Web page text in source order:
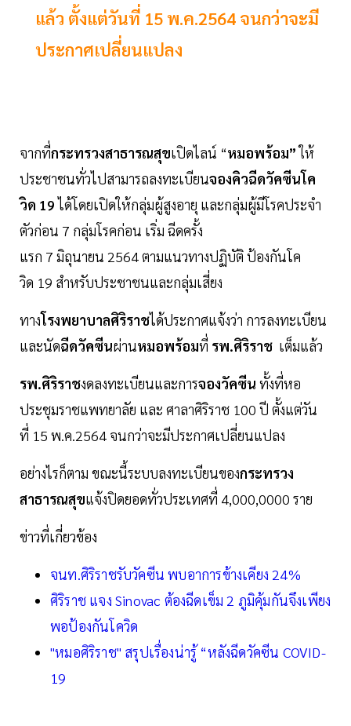
แล้ว ตั้งแต่วันที่ 15 พ.ค.2564 จนกว่าจะมี
ประกาศเปลี่ยนแปลง
จากที่กระทรวงสาธารณสุขเปิดไลน์ “หมอพร้อม”ให้
ประชาชนทั่วไปสามารถลงทะเบียนจองคิวฉีดวัคซีนโค
วิด 19ได้โดยเปิดให้กลุ่มผู้สูงอายุ และกลุ่มผู้มีโรคประจำ
ตัวก่อน 7 กลุ่มโรคก่อน เริ่ม ฉีดครั้ง
แรก 7 มิถุนายน 2564 ตามแนวทางปฏิบัติ ป้องกันโค
วิด 19 สําหรับประชาชนและกลุ่มเสี่ยง
ทางโรงพยาบาลศิริราชได้ประกาศแจ้งว่า การลงทะเบียน
และนัดฉีดวัคซีนผ่านหมอพร้อมที่​ รพ.ศิริราช​ เต็มแล้ว
รพ.ศิริราช​งดลงทะเบียนและการจองวัคซีน ทั้งที่หอ
ประชุมราชแพทยาลัย และ ศาลาศิริราช 100 ปี ตั้งแต่วัน
ที่ 15 พ.ค.2564 จนกว่าจะมีประกาศเปลี่ยนแปลง
อย่างไรก็ตาม ขณะนี้ระบบลงทะเบียนของกระทรวง
สาธารณสุขแจ้งปิดยอดทั่วประเทศที่ 4,000,0000 ราย
ข่าวที่เกี่ยวข้อง
จนท.ศิริราชรับวัคซีน พบอาการข้างเคียง 24%
ศิริราช แจง Sinovac ต้องฉีดเข็ม 2 ภูมิคุ้มกันจึงเพียง
พอป้องกันโควิด
"หมอศิริราช" สรุปเรื่องน่ารู้ “หลังฉีดวัคซีน COVID-
19